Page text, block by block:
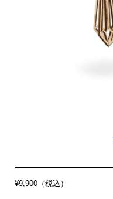
¥9,900（税込）